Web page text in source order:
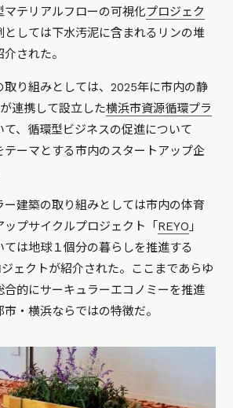
マテリアルフローの可視化プロジェク
としては下水汚泥に含まれるリンの堆
介された。
取り組みとしては、2025年に市内の静
連携して設立した横浜市資源循環プラ
て、循環型ビジネスの促進について
テーマとする市内のスタートアップ企
ー建築の取り組みとしては市内の体育
プサイクルプロジェクト「 REYO 」
は地球１個分の暮らしを推進する
ジェクトが紹介された。ここまであらゆ
合的にサーキュラーエコノミーを推進
・横浜ならではの特徴だ。